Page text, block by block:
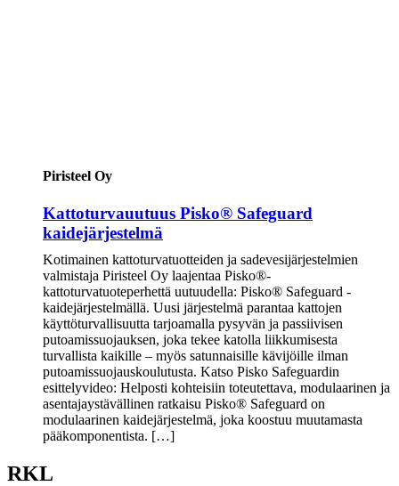
Piristeel Oy
Kattoturvauutuus Pisko® Safeguard
kaidejärjestelmä
Kotimainen kattoturvatuotteiden ja sadevesijärjestelmien
valmistaja Piristeel Oy laajentaa Pisko®-
kattoturvatuoteperhettä uutuudella: Pisko® Safeguard -
kaidejärjestelmällä. Uusi järjestelmä parantaa kattojen
käyttöturvallisuutta tarjoamalla pysyvän ja passiivisen
putoamissuojauksen, joka tekee katolla liikkumisesta
turvallista kaikille – myös satunnaisille kävijöille ilman
putoamissuojauskoulutusta. Katso Pisko Safeguardin
esittelyvideo: Helposti kohteisiin toteutettava, modulaarinen ja
asentajaystävällinen ratkaisu Pisko® Safeguard on
modulaarinen kaidejärjestelmä, joka koostuu muutamasta
pääkomponentista. […]
RKL